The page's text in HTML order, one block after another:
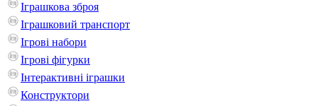
Іграшкова зброя
Іграшковий транспорт
Ігрові набори
Ігрові фігурки
Інтерактивні іграшки
Конструктори